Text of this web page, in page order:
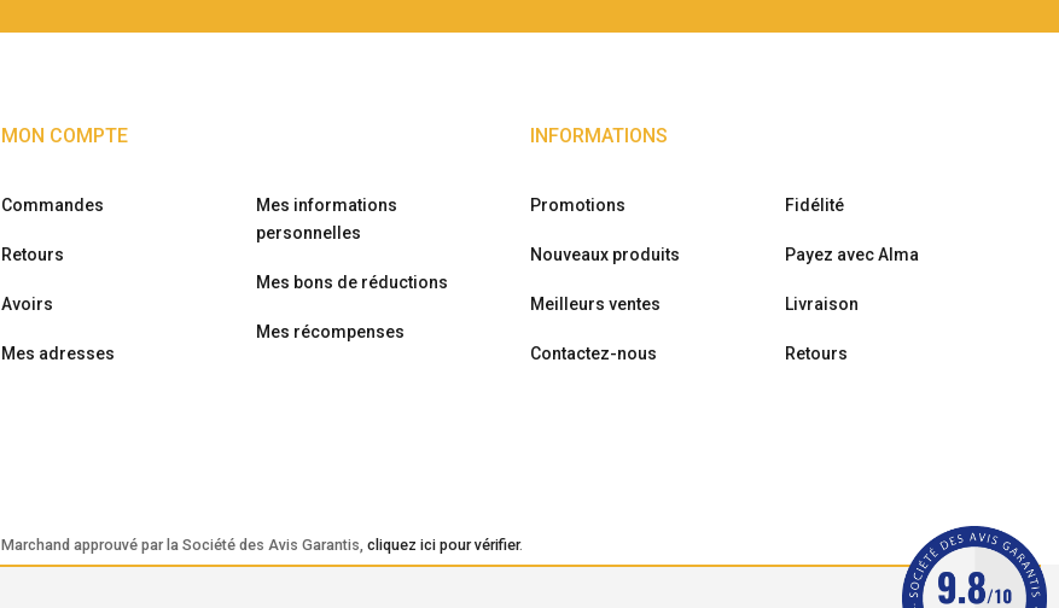
MON COMPTE
Commandes
Retours
Avoirs
Mes adresses
Mes informations
personnelles
Mes bons de réductions
Mes récompenses
INFORMATIONS
Promotions
Nouveaux produits
Meilleurs ventes
Contactez-nous
Fidélité
Payez avec Alma
Livraison
Retours
Marchand approuvé par la Société des Avis Garantis, cliquez ici pour vérifier.